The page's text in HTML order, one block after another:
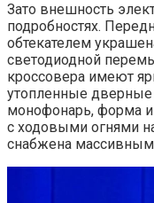
Зато внешность
подробностях.
обтекателем
светодиодной
кроссовера имеют
утопленные
монофонарь, форма и
с ходовыми огнями
снабжена